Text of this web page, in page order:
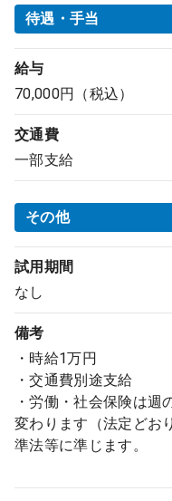
待遇・手当
給与
70,000円（税込）
交通費
一部支給
その他
試用期間
なし
備考
・時給1万円
・交通費別途支給
・労働・社会保険は
変わります（法定どお
準法等に準じます。